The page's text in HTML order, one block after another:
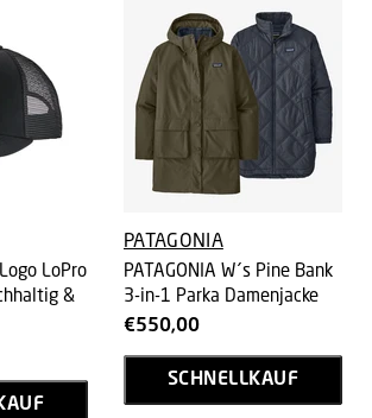
LoPro
&
PATAGONIA
PATAGONIA W´s Pine Bank
3-in-1 Parka Damenjacke
€550,00
SCHNELLKAUF